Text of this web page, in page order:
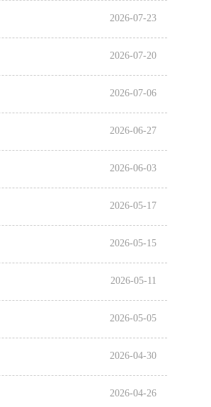
2026-07-23
2026-07-20
2026-07-06
2026-06-27
2026-06-03
2026-05-17
2026-05-15
2026-05-11
2026-05-05
2026-04-30
2026-04-26